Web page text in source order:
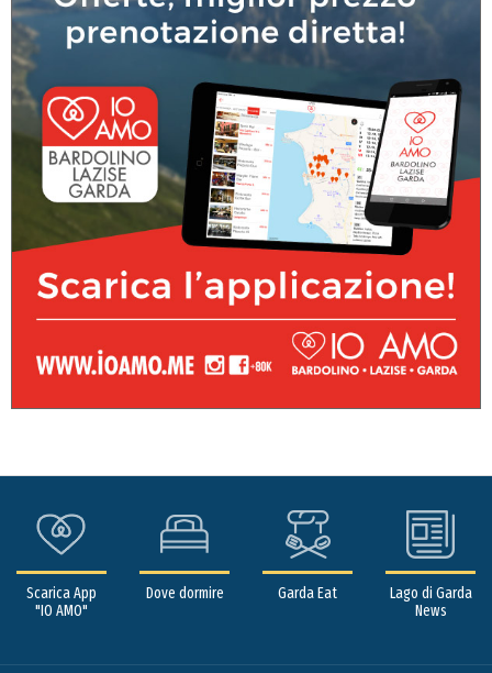
Scarica App
"IO AMO"
Dove dormire Garda Eat
Lago di Garda
News